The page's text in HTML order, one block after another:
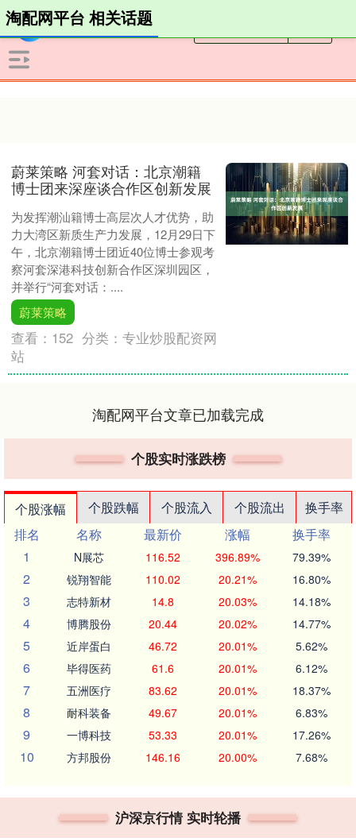
淘配网平台 相关话题
蔚莱策略 河套对话：北京潮籍
博士团来深座谈合作区创新发展
为发挥潮汕籍博士高层次人才优势，助
力大湾区新质生产力发展，12月29日下
午，北京潮籍博士团近40位博士参观考
察河套深港科技创新合作区深圳园区，
并举行“河套对话：....
蔚莱策略
查看： 152 分类：专业炒股配资网
站
淘配网平台文章已加载完成
个股实时涨跌榜
个股涨幅 个股跌幅 个股流入 个股流出
换手率
排名
名称 最新价 涨幅
换手率
1
N展芯 116.52 396.89% 79.39%
2 锐翔智能 110.02 20.21% 16.80%
3 志特新材 14.8 20.03% 14.18%
4 博腾股份 20.44 20.02% 14.77%
5 近岸蛋白 46.72 20.01% 5.62%
6 毕得医药 61.6 20.01% 6.12%
7 五洲医疗 83.62 20.01% 18.37%
8 耐科装备 49.67 20.01% 6.83%
9 一博科技 53.33 20.01% 17.26%
10 方邦股份 146.16 20.00% 7.68%
沪深京行情 实时轮播